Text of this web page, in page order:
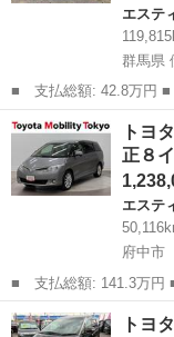
エステ
群馬県
■ 支払総額: 42.8万円 ■ 車両本体価格： 320,000 円 ■ メーカー
名： トヨタ ■ 車種名
エラス Ｇエディショ
カメラ ■ ...
群馬 伊勢崎市
トヨ
正８
エステ
府中市
■ 支払総額: 141.3万円 ■ 車両本体価格： 1,238,000 円 ■ メーカ
ー名： トヨタ ■ 車
ヨタ認定中古車 純正
東京 府中市 エ
トヨ